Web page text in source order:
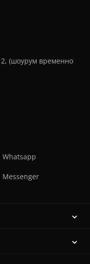
(шоурум временно
Whatsapp
Messenger